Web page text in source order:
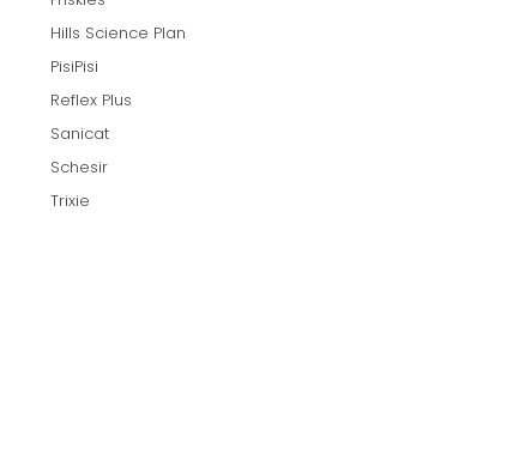
Hills Science Plan
PisiPisi
Reflex Plus
Sanicat
Schesir
Trixie